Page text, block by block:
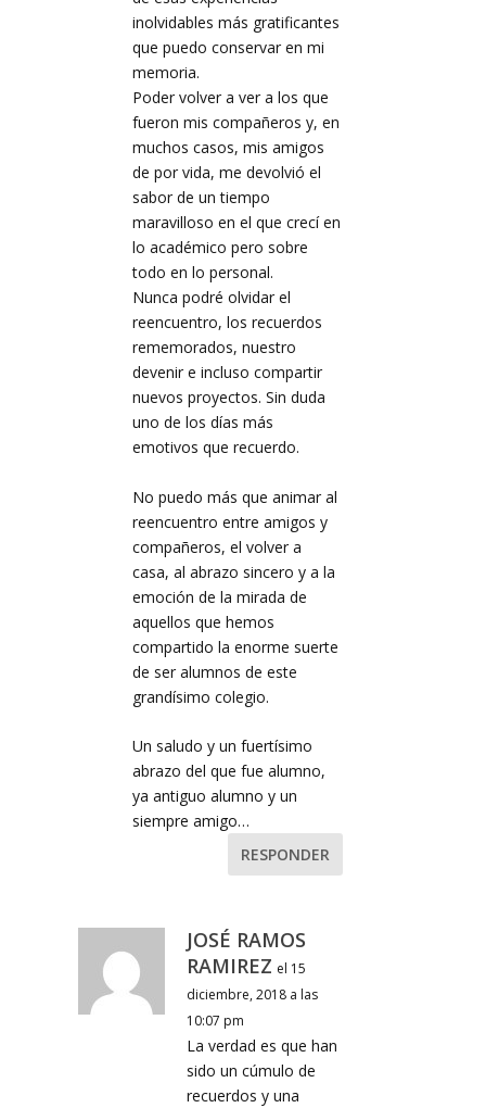
inolvidables más gratificantes
que puedo conservar en mi
memoria.
Poder volver a ver a los que
fueron mis compañeros y, en
muchos casos, mis amigos
de por vida, me devolvió el
sabor de un tiempo
maravilloso en el que crecí en
lo académico pero sobre
todo en lo personal.
Nunca podré olvidar el
reencuentro, los recuerdos
rememorados, nuestro
devenir e incluso compartir
nuevos proyectos. Sin duda
uno de los días más
emotivos que recuerdo.
No puedo más que animar al
reencuentro entre amigos y
compañeros, el volver a
casa, al abrazo sincero y a la
emoción de la mirada de
aquellos que hemos
compartido la enorme suerte
de ser alumnos de este
grandísimo colegio.
Un saludo y un fuertísimo
abrazo del que fue alumno,
ya antiguo alumno y un
siempre amigo…
RESPONDER
JOSÉ RAMOS
RAMIREZ el 15
diciembre, 2018 a las
10:07 pm
La verdad es que han
sido un cúmulo de
recuerdos y una